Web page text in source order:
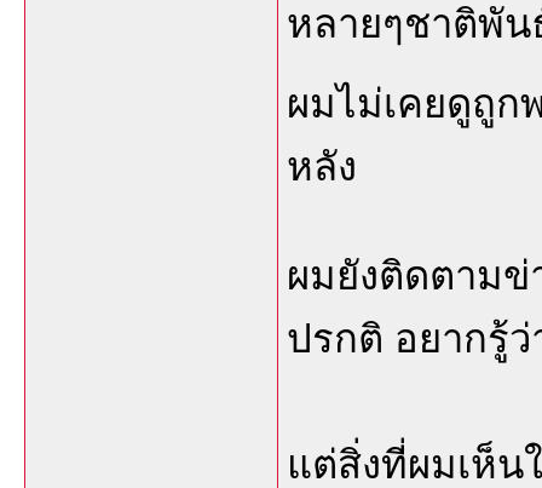
หลายๆชาติพัน
ผมไม่เคยดูถูก
หลัง
ผมยังติดตามข่
ปรกติ อยากรู้ว่
แต่สิ่งที่ผมเห็น